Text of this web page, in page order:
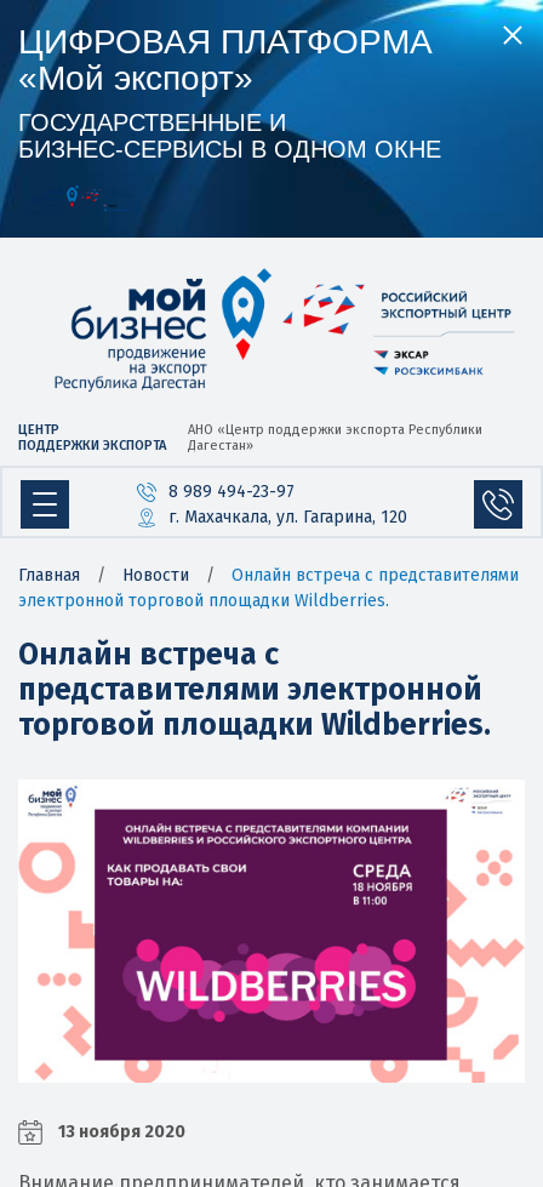
ЦИФРОВАЯ ПЛАТФОРМА
«Мой экспорт»
ГОСУДАРСТВЕННЫЕ И
БИЗНЕС‑СЕРВИСЫ В ОДНОМ ОКНЕ
ЦЕНТР
ПОДДЕРЖКИ ЭКСПОРТА
АНО «Центр поддержки экспорта Республики
Дагестан»
8 989 494-23-97
г. Махачкала, ул. Гагарина, 120
Главная / Новости /
Онлайн встреча с представителями
электронной торговой площадки Wildberries.
Онлайн встреча с
представителями электронной
торговой площадки Wildberries.
13 ноября 2020